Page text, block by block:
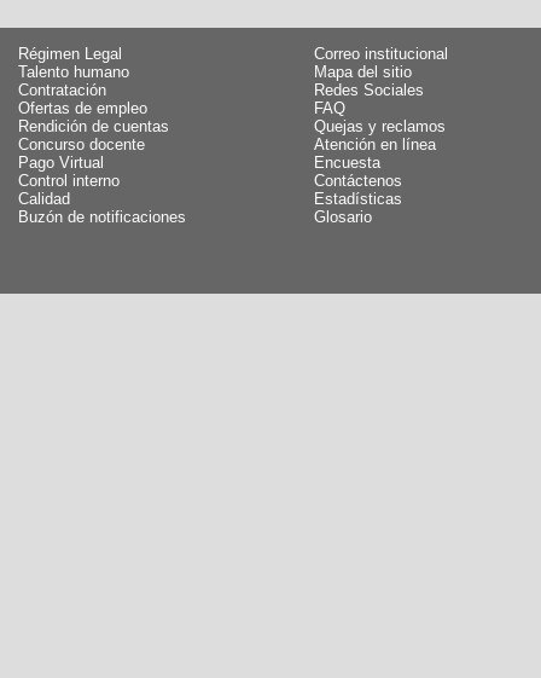
Régimen Legal
Talento humano
Contratación
Ofertas de empleo
Rendición de cuentas
Concurso docente
Pago Virtual
Control interno
Calidad
Buzón de notificaciones
Correo institucional
Mapa del sitio
Redes Sociales
FAQ
Quejas y reclamos
Atención en línea
Encuesta
Contáctenos
Estadísticas
Glosario